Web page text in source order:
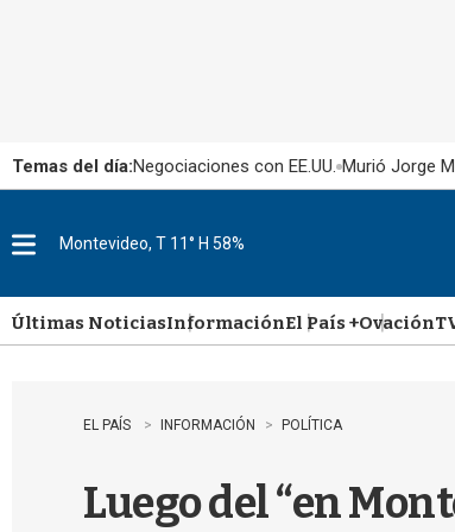
Temas del día:Negociaciones con EE.UU. Murió Jorge
u
Montevideo, T 11° H 58%
Últimas NoticiasInformaciónEl País +Ovación
EL PAÍS INFORMACIÓN POLÍTICA
Luego del “en